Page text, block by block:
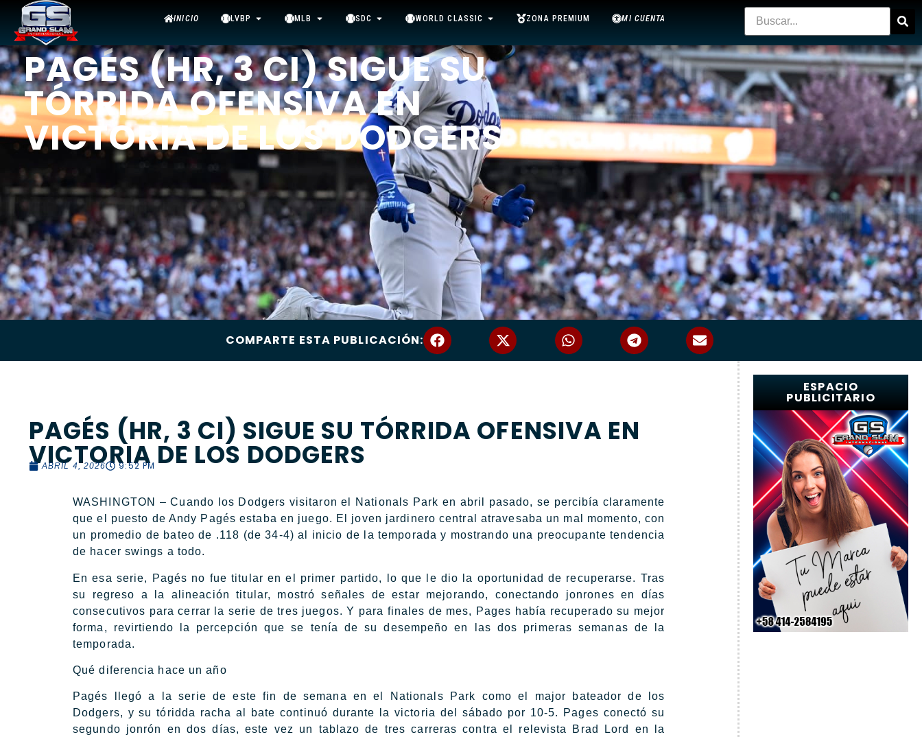
INICIO LVBP MLB SDC WORLD CLASSIC ZONA PREMIUM MI CUENTA
PAGÉS (HR, 3 CI) SIGUE SU
TÓRRIDA OFENSIVA EN
VICTORIA DE LOS DODGERS
COMPARTE ESTA PUBLICACIÓN:
PAGÉS (HR, 3 CI) SIGUE SU TÓRRIDA OFENSIVA EN
VICTORIA DE LOS DODGERS
ABRIL 4, 2026 9:52 PM
WASHINGTON – Cuando los Dodgers visitaron el Nationals Park en abril pasado, se percibía claramente
que el puesto de Andy Pagés estaba en juego. El joven jardinero central atravesaba un mal momento, con
un promedio de bateo de .118 (de 34-4) al inicio de la temporada y mostrando una preocupante tendencia
de hacer swings a todo.
En esa serie, Pagés no fue titular en el primer partido, lo que le dio la oportunidad de recuperarse. Tras
su regreso a la alineación titular, mostró señales de estar mejorando, conectando jonrones en días
consecutivos para cerrar la serie de tres juegos. Y para finales de mes, Pages había recuperado su mejor
forma, revirtiendo la percepción que se tenía de su desempeño en las dos primeras semanas de la
temporada.
Qué diferencia hace un año
Pagés llegó a la serie de este fin de semana en el Nationals Park como el major bateador de los
Dodgers, y su tóridda racha al bate continuó durante la victoria del sábado por 10-5. Pages conectó su
segundo jonrón en dos días, este vez un tablazo de tres carreras contra el relevista Brad Lord en la
ESPACIO
PUBLICITARIO